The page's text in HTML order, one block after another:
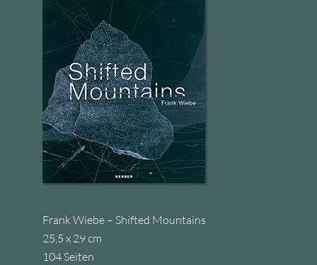
Frank Wiebe – Shifted Mountains
25,5 x 29 cm
104 Seiten